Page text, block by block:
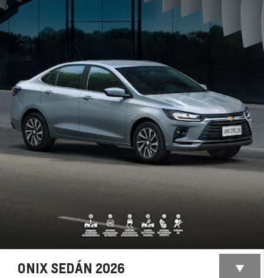
ONIX SEDÁN 2026